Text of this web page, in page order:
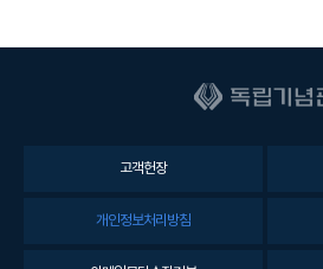
고객헌장
개인정보처리방침